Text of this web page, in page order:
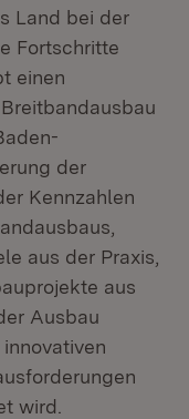
Land bei der
Fortschritte
einen
der
Kennzahlen
aus der Praxis,
aus
Ausbau
wird.